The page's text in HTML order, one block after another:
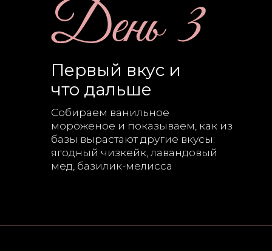
Первый вкус и
что дальше
Собираем ванильное
мороженое и показываем, как из
базы вырастают другие вкусы:
ягодный чизкейк, лавандовый
мед, базилик-мелисса